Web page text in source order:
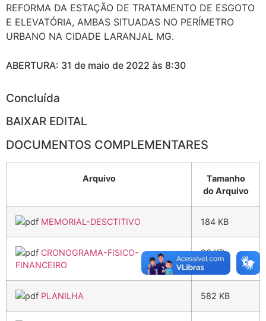
REFORMA DA ESTAÇÃO DE TRATAMENTO DE ESGOTO
E ELEVATÓRIA, AMBAS SITUADAS NO PERÍMETRO
URBANO NA CIDADE LARANJAL MG.
ABERTURA: 31 de maio de 2022 às 8:30
Concluída
BAIXAR EDITAL
DOCUMENTOS COMPLEMENTARES
Arquivo
Tamanho
do Arquivo
MEMORIAL-DESCTITIVO 184 KB
CRONOGRAMA-FISICO-
FINANCEIRO
93 KB
PLANILHA 582 KB